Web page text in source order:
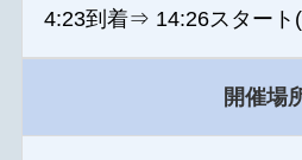
4:23到着⇒ 14:26スタ
開催場